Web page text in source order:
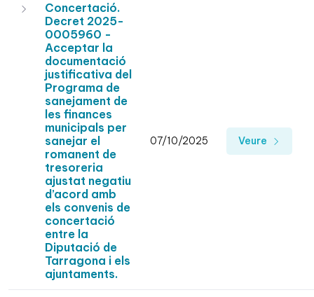
Concertació.
Decret 2025-
0005960 -
Acceptar la
documentació
justificativa del
Programa de
sanejament de
les finances
municipals per
sanejar el
romanent de
tresoreria
ajustat negatiu
d’acord amb
els convenis de
concertació
entre la
Diputació de
Tarragona i els
ajuntaments.
07/10/2025 Veure